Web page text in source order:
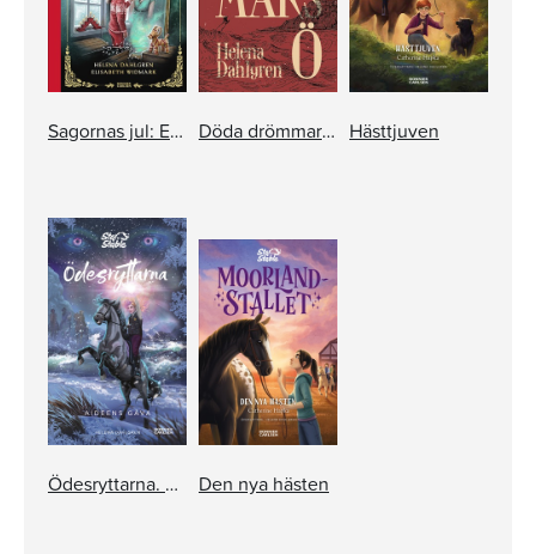
Sagornas jul: En berättelse i 24 kapitel Döda drömmars ö Hästtjuven
Ödesryttarna. Aideens gåva Den nya hästen